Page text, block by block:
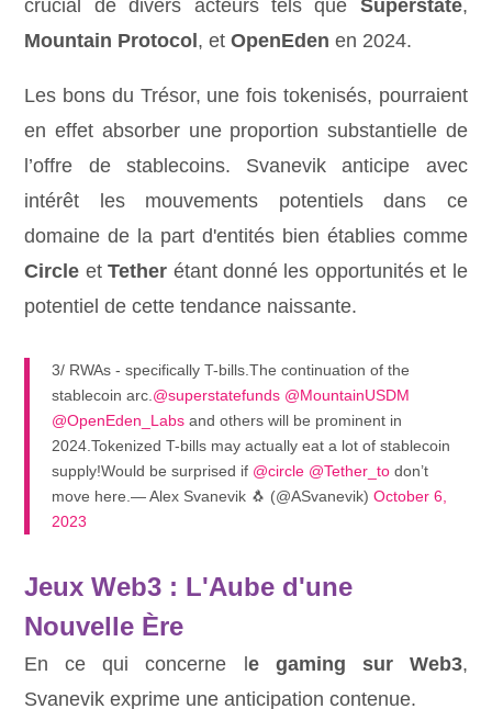
crucial de divers acteurs tels que Superstate,
Mountain Protocol, etOpenEden en 2024.
Les bons du Trésor, une fois tokenisés, pourraient
en effet absorber une proportion substantielle de
l’offre de stablecoins. Svanevik anticipe avec
intérêt les mouvements potentiels dans ce
domaine de la part d'entités bien établies comme
Circle etTether étant donné les opportunités et le
potentiel de cette tendance naissante.
3/ RWAs - specifically T-bills.The continuation of the
stablecoin arc. @superstatefunds @MountainUSDM
@OpenEden_Labs and others will be prominent in
2024.Tokenized T-bills may actually eat a lot of stablecoin
supply!Would be surprised if @circle @Tether_to don’t
move here.— Alex Svanevik 🐧 (@ASvanevik)October 6,
2023
Jeux Web3 : L'Aube d'une
Nouvelle Ère
En ce qui concerne le gaming sur Web3,
Svanevik exprime une anticipation contenue.